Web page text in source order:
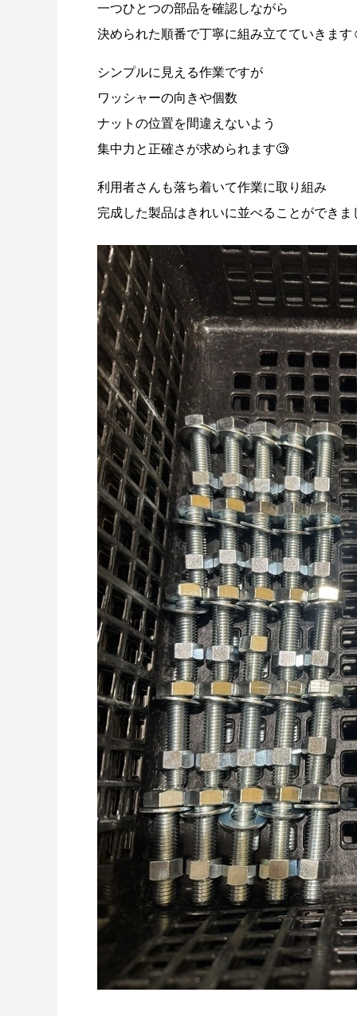
一つひとつの部品を確認しながら
決められた順番で丁寧に組み立てていきま
シンプルに見える作業ですが
ワッシャーの向きや個数
ナットの位置を間違えないよう
集中力と正確さが求められます🧐
利用者さんも落ち着いて作業に取り組み
完成した製品はきれいに並べることができま